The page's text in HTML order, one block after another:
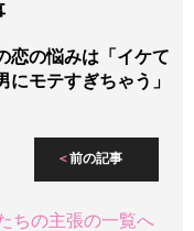
恋の悩みは「イケて
にモテすぎちゃう」
前の記事
ちの主張の一覧へ